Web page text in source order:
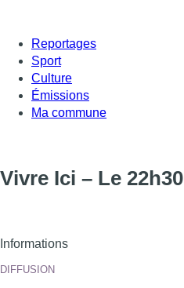
Reportages
Sport
Culture
Émissions
Ma commune
Vivre Ici – Le 22h30
Informations
DIFFUSION